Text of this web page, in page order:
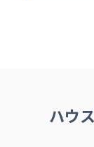
ハウ